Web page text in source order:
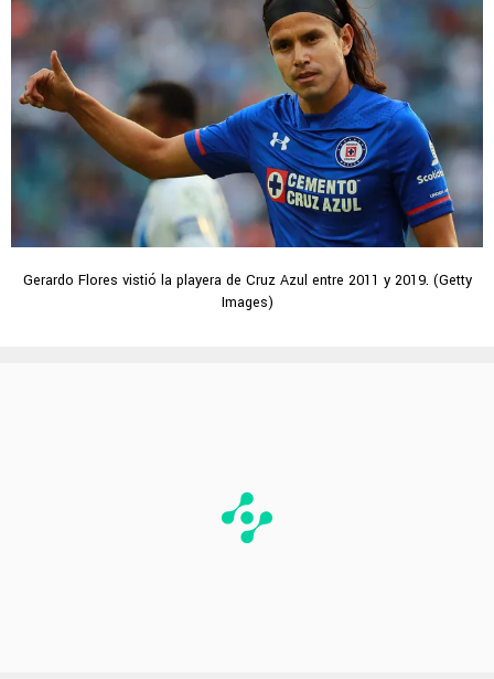
Gerardo Flores vistió la playera de Cruz Azul entre 2011 y 2019. (Getty
Images)